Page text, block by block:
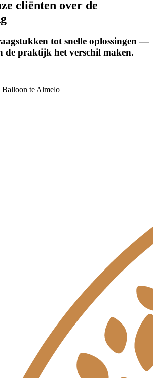
cliënten over de
tot snelle oplossingen —
de praktijk het verschil maken.
Balloon te Almelo